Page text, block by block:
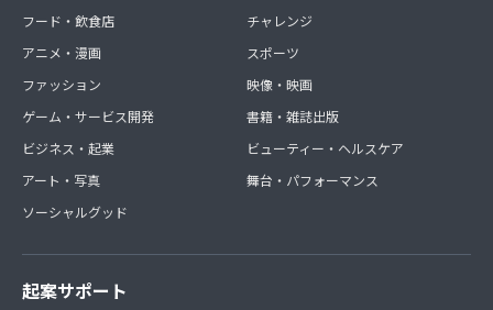
フード・飲食店
アニメ・漫画
ファッション
ゲーム・サービス開発
ビジネス・起業
アート・写真
ソーシャルグッド
チャレンジ
スポーツ
映像・映画
書籍・雑誌出版
ビューティー・ヘルスケア
舞台・パフォーマンス
起案サポート